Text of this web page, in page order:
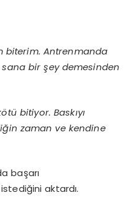
biterim. Antrenmanda
bir şey demesinden
bitiyor. Baskıyı
zaman ve kendine
başarı
aktardı.